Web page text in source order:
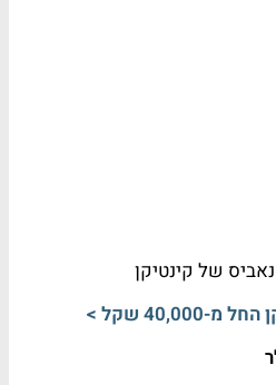
של קינטיקן
שקל >